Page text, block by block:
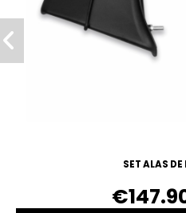
SET ALAS